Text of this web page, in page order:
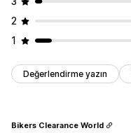
2
1
Değerlendirme yazın
Bikers Clearance World